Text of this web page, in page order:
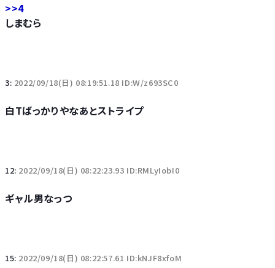
>>4
しまむら
3: 2022/09/18(日) 08:19:51.18 ID:W/z693SC0
白Tばっかりやなあとストライプ
12: 2022/09/18(日) 08:22:23.93 ID:RMLyIobI0
ギャル男なっつ
15: 2022/09/18(日) 08:22:57.61 ID:kNJF8xfoM